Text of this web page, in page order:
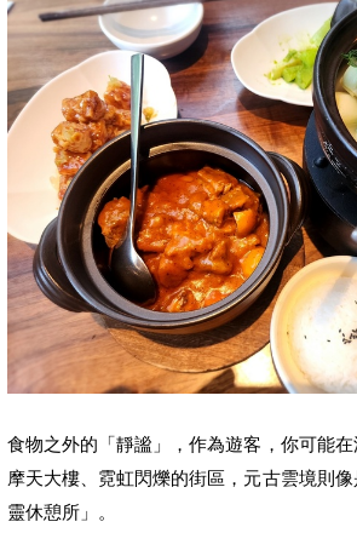
食物之外的「靜謐」，作為遊客，你可能
摩天大樓、霓虹閃爍的街區，元古雲境則
靈休憩所」。